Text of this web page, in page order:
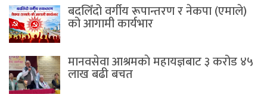
बदलिँदो वर्गीय रूपान्तरण र नेकपा (एमाले)
को आगामी कार्यभार
मानवसेवा आश्रमकाे‌ महायज्ञबाट ३ करोड ४५
लाख बढी बचत